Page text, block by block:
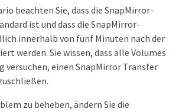
beachten Sie, dass die SnapMirror-
ist und dass die SnapMirror-
innerhalb von fünf Minuten nach der
werden. Sie wissen, dass alle Volumes
versuchen, einen SnapMirror Transfer
zu beheben, ändern Sie die